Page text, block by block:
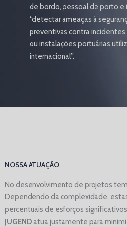
de bordo, pessoal de porto e
“detectar ameaças à
preventivas contra
ou instalações portuárias
internacional”.
NOSSA ATUAÇÃO
No desenvolvimento de projetos
Dependendo da complexidade,
percentuais de esforços
JUGEND atua justamente para